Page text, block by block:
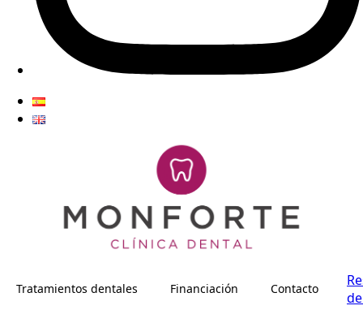
Tratamientos dentales Financiación Contacto